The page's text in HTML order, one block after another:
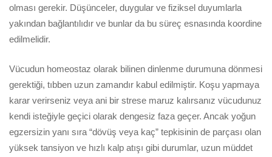
olması gerekir. Düşünceler, duygular ve fiziksel duyumlarla
yakından bağlantılıdır ve bunlar da bu süreç esnasında koordine
edilmelidir.
Vücudun homeostaz olarak bilinen dinlenme durumuna dönmesi
gerektiği, tıbben uzun zamandır kabul edilmiştir. Koşu yapmaya
karar verirseniz veya ani bir strese maruz kalırsanız vücudunuz
kendi isteğiyle geçici olarak dengesiz faza geçer. Ancak yoğun
egzersizin yanı sıra “dövüş veya kaç” tepkisinin de parçası olan
yüksek tansiyon ve hızlı kalp atışı gibi durumlar, uzun müddet